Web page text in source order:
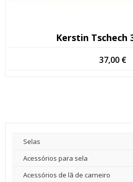
Kerstin Tschech
37,00 €
Selas
Acessórios para sela
Acessórios de lã de carneiro